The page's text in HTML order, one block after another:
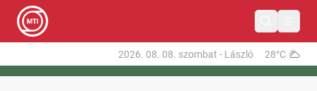
2026. 08. 08. szombat - László 28°C